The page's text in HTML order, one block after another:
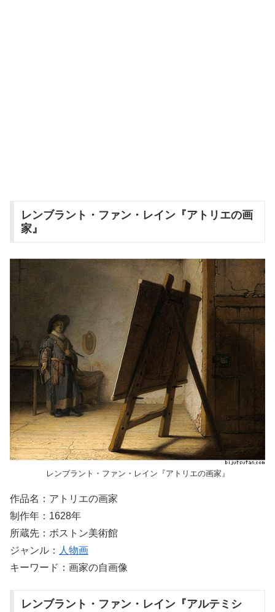
レンブラント・ファン・レイン『アトリエの画
家』
レンブラント・ファン・レイン『アトリエの画家』
作品名：アトリエの画家
制作年：1628年
所蔵先：ボストン美術館
ジャンル： 人物画
キーワード：画家の自画像
レンブラント・ファン・レイン『アルテミシ